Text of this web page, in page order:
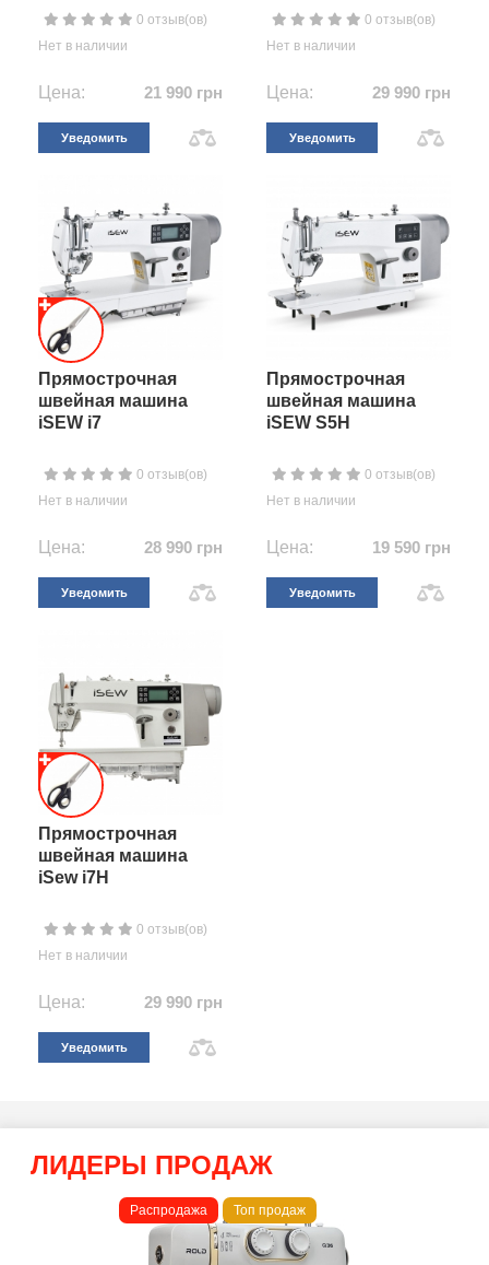
0 отзыв(ов)
Нет в наличии
Цена: 21 990 грн
Уведомить
0 отзыв(ов)
Нет в наличии
Цена: 29 990 грн
Уведомить
Прямострочная
швейная машина
iSEW i7
0 отзыв(ов)
Нет в наличии
Цена: 28 990 грн
Уведомить
Прямострочная
швейная машина
iSEW S5H
0 отзыв(ов)
Нет в наличии
Цена: 19 590 грн
Уведомить
Прямострочная
швейная машина
iSew i7H
0 отзыв(ов)
Нет в наличии
Цена: 29 990 грн
Уведомить
ЛИДЕРЫ ПРОДАЖ
Распродажа Топ продаж